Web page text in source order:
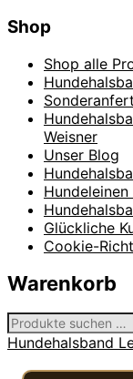
Shop
Shop alle
Weisner
Unser Blog
Hundeleinen
Glückliche
Cookie-
Warenkorb
Suchen
nach:
Hundehalsband